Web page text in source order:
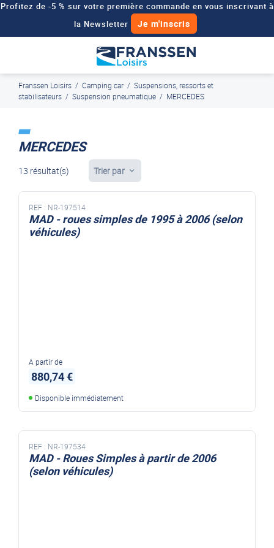
Profitez de -5 % sur votre première commande en vous inscrivant à
la Newsletter
Je m'inscris
Demander un devis
Paiement en ligne sécurisé, en 4x par Paypal J'en profite
Franssen Loisirs / Camping car / Suspensions, ressorts et
stabilisateurs / Suspension pneumatique / MERCEDES
MERCEDES
13 résultat(s) Trier par
REF : NR-197514
MAD - roues simples de 1995 à 2006 (selon
véhicules)
A partir de
880,74 €
Disponible immédiatement
REF : NR-197534
MAD - Roues Simples à partir de 2006
(selon véhicules)